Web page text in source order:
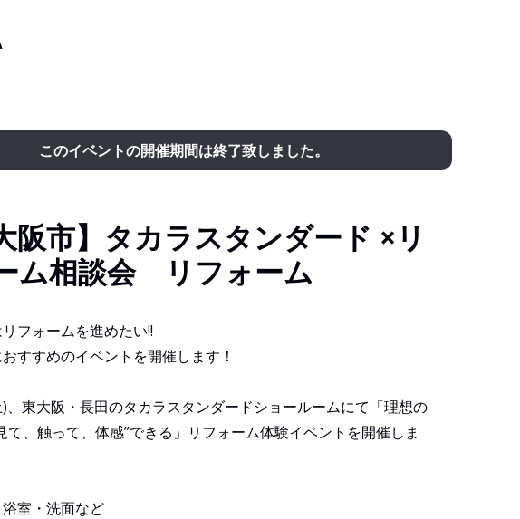
このイベントの開催期間は終了致しました。
阪市】タカラスタンダード ×リ
ム相談会 リフォーム
フォームを進めたい!!
すすめのイベントを開催します！
、東大阪・長田のタカラスタンダードショールームにて「理想の
て、触って、体感”できる」リフォーム体験イベントを開催しま
室・洗面など